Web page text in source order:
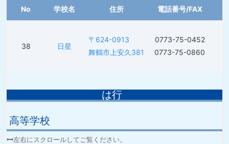
No 学校名 住所 電話番号/FAX
38 日星
〒624-0913
舞鶴市上安久381
0773-75-0452
0773-75-0860
は行
高等学校